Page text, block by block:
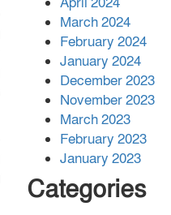
March 2024
February 2024
January 2024
December 2023
November 2023
March 2023
February 2023
January 2023
Categories